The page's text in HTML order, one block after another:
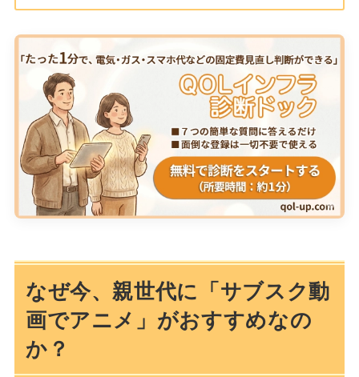
なぜ今、親世代に「サブスク動
画でアニメ」がおすすめなの
か？